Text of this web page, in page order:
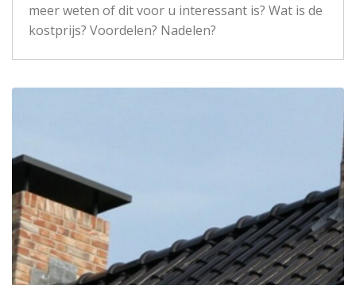
meer weten of dit voor u interessant is? Wat is de
kostprijs? Voordelen? Nadelen?